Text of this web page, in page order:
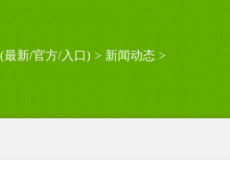
最新/官方/入口) > 新闻动态 >